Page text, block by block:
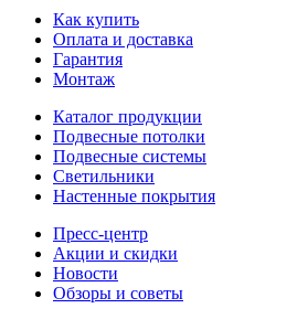
Как купить
Оплата и доставка
Гарантия
Монтаж
Каталог продукции
Подвесные потолки
Подвесные системы
Светильники
Настенные покрытия
Пресс-центр
Акции и скидки
Новости
Обзоры и советы